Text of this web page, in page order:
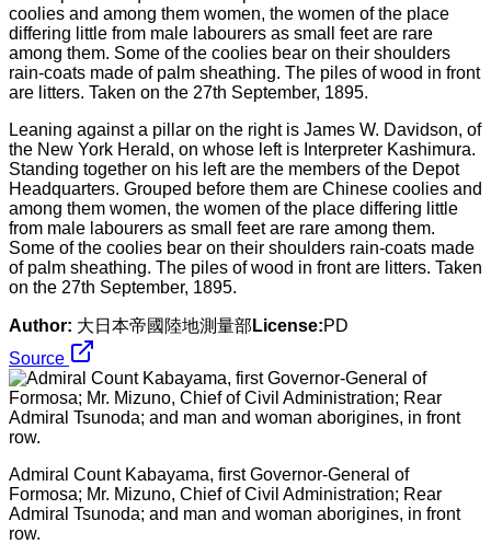
Leaning against a pillar on the right is James W. Davidson, of
the New York Herald, on whose left is Interpreter Kashimura.
Standing together on his left are the members of the Depot
Headquarters. Grouped before them are Chinese coolies and
among them women, the women of the place differing little
from male labourers as small feet are rare among them.
Some of the coolies bear on their shoulders rain-coats made
of palm sheathing. The piles of wood in front are litters. Taken
on the 27th September, 1895.
Author: 大日本帝國陸地測量部 License:PD
Source
Admiral Count Kabayama, first Governor-General of
Formosa; Mr. Mizuno, Chief of Civil Administration; Rear
Admiral Tsunoda; and man and woman aborigines, in front
row.